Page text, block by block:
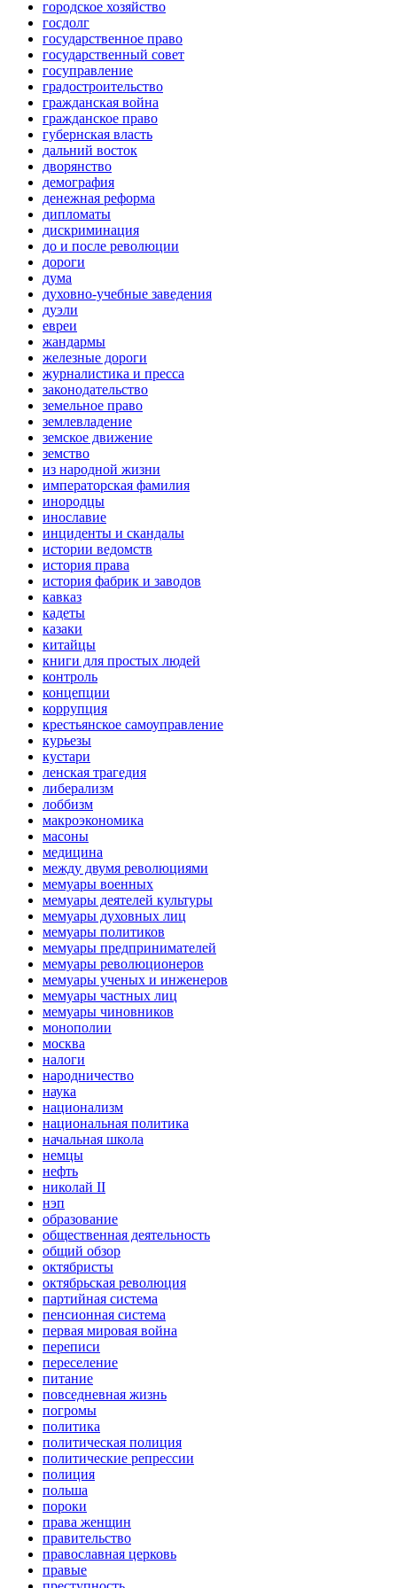
городское хозяйство
госдолг
государственное право
государственный совет
госуправление
градостроительство
гражданская война
гражданское право
губернская власть
дальний восток
дворянство
демография
денежная реформа
дипломаты
дискриминация
до и после революции
дороги
дума
духовно-учебные заведения
дуэли
евреи
жандармы
железные дороги
журналистика и пресса
законодательство
земельное право
землевладение
земское движение
земство
из народной жизни
императорская фамилия
инородцы
инославие
инциденты и скандалы
истории ведомств
история права
история фабрик и заводов
кавказ
кадеты
казаки
китайцы
книги для простых людей
контроль
концепции
коррупция
крестьянское самоуправление
курьезы
кустари
ленская трагедия
либерализм
лоббизм
макроэкономика
масоны
медицина
между двумя революциями
мемуары военных
мемуары деятелей культуры
мемуары духовных лиц
мемуары политиков
мемуары предпринимателей
мемуары революционеров
мемуары ученых и инженеров
мемуары частных лиц
мемуары чиновников
монополии
москва
налоги
народничество
наука
национализм
национальная политика
начальная школа
немцы
нефть
николай II
нэп
образование
общественная деятельность
общий обзор
октябристы
октябрьская революция
партийная система
пенсионная система
первая мировая война
переписи
переселение
питание
повседневная жизнь
погромы
политика
политическая полиция
политические репрессии
полиция
польша
пороки
права женщин
правительство
православная церковь
правые